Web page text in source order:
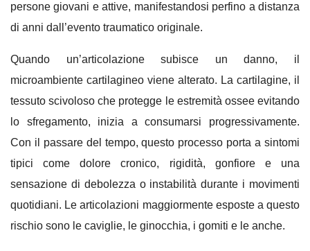
persone giovani e attive, manifestandosi perfino a distanza
di anni dall’evento traumatico originale.
Quando un’articolazione subisce un danno, il
microambiente cartilagineo viene alterato. La cartilagine, il
tessuto scivoloso che protegge le estremità ossee evitando
lo sfregamento, inizia a consumarsi progressivamente.
Con il passare del tempo, questo processo porta a sintomi
tipici come dolore cronico, rigidità, gonfiore e una
sensazione di debolezza o instabilità durante i movimenti
quotidiani. Le articolazioni maggiormente esposte a questo
rischio sono le caviglie, le ginocchia, i gomiti e le anche.